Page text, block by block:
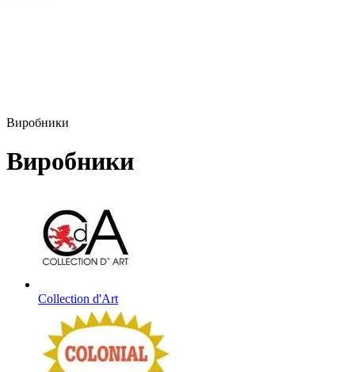
Виробники
Виробники
Collection d'Art